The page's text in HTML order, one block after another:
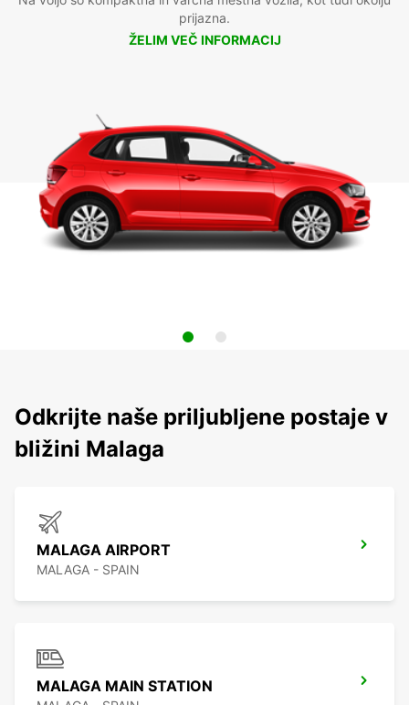
prijazna.
ŽELIM VEČ INFORMACIJ
Odkrijte naše priljubljene postaje v
bližini Malaga
MALAGA AIRPORT
MALAGA - SPAIN
MALAGA MAIN STATION